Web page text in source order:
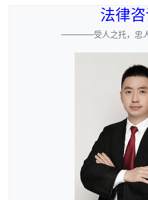
法律
————受人之托，